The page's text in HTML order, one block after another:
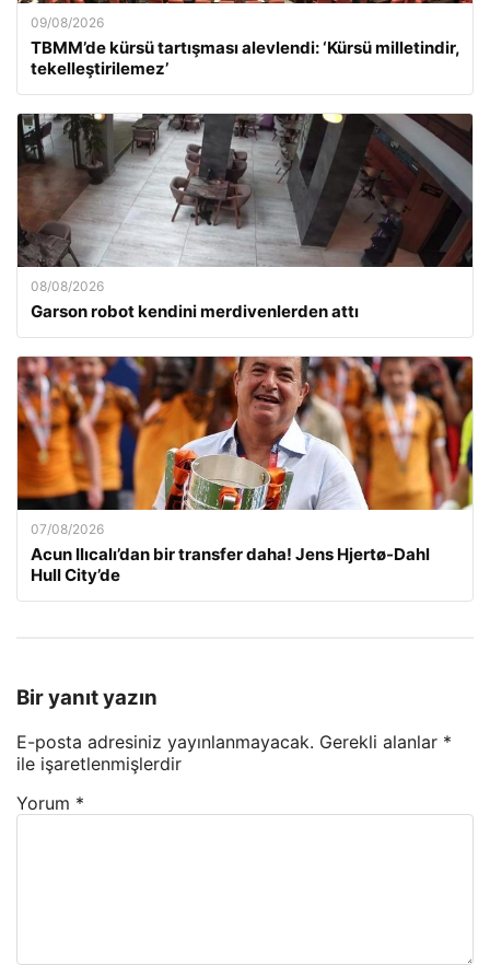
09/08/2026
TBMM’de kürsü tartışması alevlendi: ‘Kürsü milletindir,
tekelleştirilemez’
08/08/2026
Garson robot kendini merdivenlerden attı
07/08/2026
Acun Ilıcalı’dan bir transfer daha! Jens Hjertø-Dahl
Hull City’de
Bir yanıt yazın
E-posta adresiniz yayınlanmayacak. Gerekli alanlar *
ile işaretlenmişlerdir
Yorum *